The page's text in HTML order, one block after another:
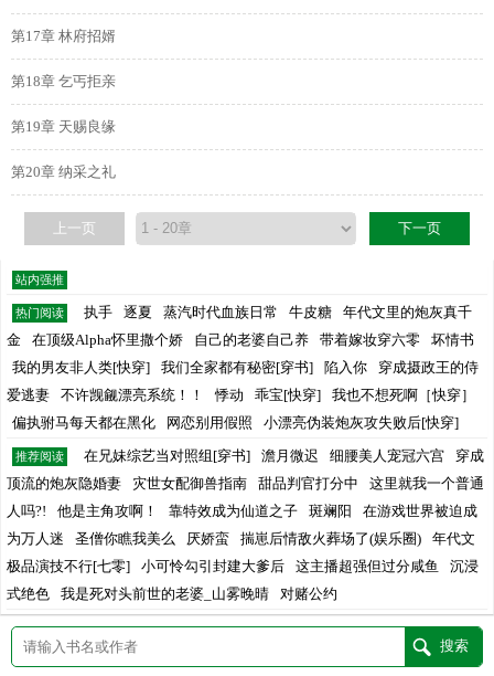
第17章 林府招婿
第18章 乞丐拒亲
第19章 天赐良缘
第20章 纳采之礼
上一页 下一页
站内强推
热门阅读 执手 逐夏 蒸汽时代血族日常 牛皮糖
年代文里的炮灰真千
金
在顶级Alpha怀里撒个娇 自己的老婆自己养 带着嫁妆穿六零
坏情书
我的男友非人类[快穿]
我们全家都有秘密[穿书] 陷入你
穿成摄政王的侍
爱逃妻
不许觊觎漂亮系统！！ 悸动 乖宝[快穿]
我也不想死啊［快穿］
偏执驸马每天都在黑化
网恋别用假照 小漂亮伪装炮灰攻失败后[快穿]
推荐阅读 在兄妹综艺当对照组[穿书] 澹月微迟 细腰美人宠冠六宫
穿成
顶流的炮灰隐婚妻
灾世女配御兽指南 甜品判官打分中
这里就我一个普通
人吗?!
他是主角攻啊！ 靠特效成为仙道之子 斑斓阳
在游戏世界被迫成
为万人迷
圣僧你瞧我美么 厌娇蛮 揣崽后情敌火葬场了(娱乐圈)
年代文
极品演技不行[七零]
小可怜勾引封建大爹后 这主播超强但过分咸鱼
沉浸
式绝色
我是死对头前世的老婆_山雾晚晴 对赌公约